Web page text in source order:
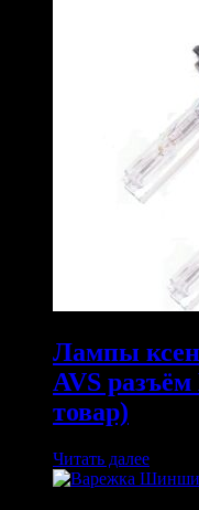
Лампы
AVS
товар)
Читать далее